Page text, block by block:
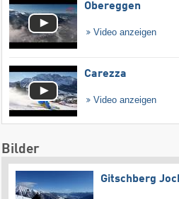
Obereggen
Video anzeigen
Carezza
Video anzeigen
Bilder
Gitschberg